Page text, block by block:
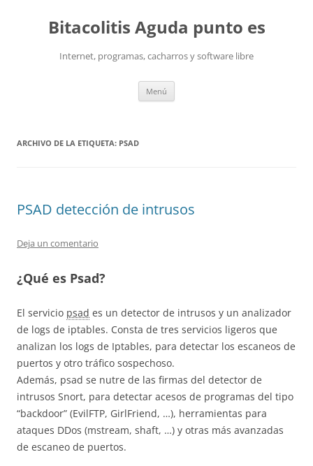
contenidoBitacolitis Aguda punto es
Internet, programas, cacharros y software libre
Menú
ARCHIVO DE LA ETIQUETA: PSAD
PSAD detección de intrusos
Deja un comentario
¿Qué es Psad?
El servicio psad es un detector de intrusos y un analizador
de logs de iptables. Consta de tres servicios ligeros que
analizan los logs de Iptables, para detectar los escaneos de
puertos y otro tráfico sospechoso.
Además, psad se nutre de las firmas del detector de
intrusos Snort, para detectar acesos de programas del tipo
“backdoor” (EvilFTP, GirlFriend, …), herramientas para
ataques DDos (mstream, shaft, …) y otras más avanzadas
de escaneo de puertos.